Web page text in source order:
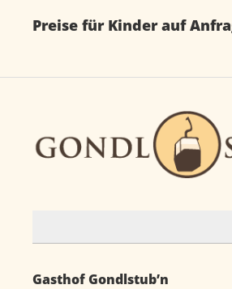
Preise für Kinder auf
Gasthof Gondlstub’n